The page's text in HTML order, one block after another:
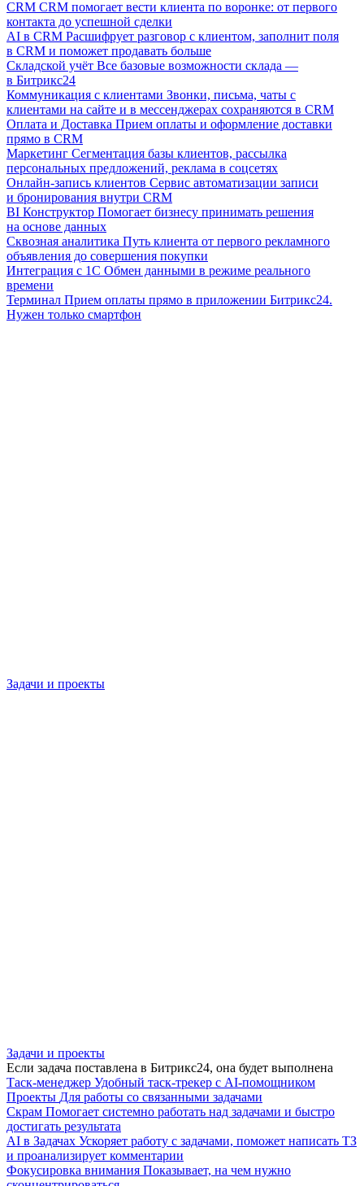
CRM CRM помогает вести клиента по воронке: от первого
контакта до успешной сделки
AI в CRM Расшифрует разговор с клиентом, заполнит поля
в CRM и поможет продавать больше
Складской учёт Все базовые возможности склада —
в Битрикс24
Коммуникация с клиентами Звонки, письма, чаты с
клиентами на сайте и в мессенджерах сохраняются в CRM
Оплата и Доставка Прием оплаты и оформление доставки
прямо в CRM
Маркетинг Сегментация базы клиентов, рассылка
персональных предложений, реклама в соцсетях
Онлайн-запись клиентов Сервис автоматизации записи
и бронирования внутри CRM
BI Конструктор Помогает бизнесу принимать решения
на основе данных
Сквозная аналитика Путь клиента от первого рекламного
объявления до совершения покупки
Интеграция с 1С Обмен данными в режиме реального
времени
Терминал Прием оплаты прямо в приложении Битрикс24.
Нужен только смартфон
Задачи и проекты
Задачи и проекты
Если задача поставлена в Битрикс24, она будет выполнена
Таск-менеджер Удобный таск-трекер с AI-помощником
Проекты Для работы со связанными задачами
Скрам Помогает системно работать над задачами и быстро
достигать результата
AI в Задачах Ускоряет работу с задачами, поможет написать ТЗ
и проанализирует комментарии
Фокусировка внимания Показывает, на чем нужно